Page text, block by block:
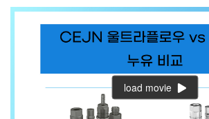
load movie